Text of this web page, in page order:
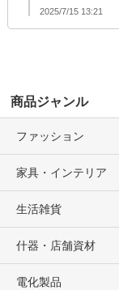
2025/7/15 13:21
商品ジャンル
ファッション
家具・インテリア
生活雑貨
什器・店舗資材
電化製品